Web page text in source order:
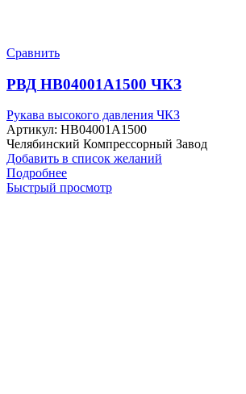
Сравнить
РВД HB04001A1500 ЧКЗ
Рукава высокого давления ЧКЗ
Артикул: HB04001A1500
Челябинский Компрессорный Завод
Добавить в список желаний
Подробнее
Быстрый просмотр